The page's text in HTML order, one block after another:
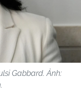
Gabbard. Ảnh: